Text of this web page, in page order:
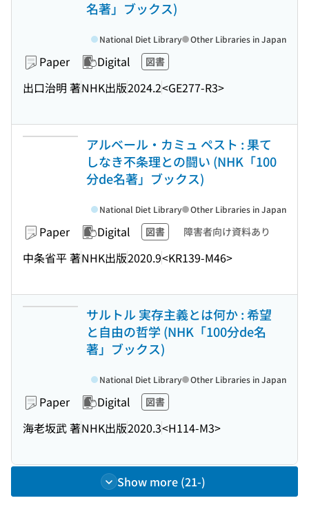
名著」ブックス)
Paper Digital 図書
出口治明 著NHK出版2024.2<GE277-R3>
National Diet Library Other Libraries in Japan
アルベール・カミュ ペスト : 果て
しなき不条理との闘い (NHK「100
分de名著」ブックス)
Paper Digital 図書 障害者向け資料あり
中条省平 著NHK出版2020.9<KR139-M46>
National Diet Library Other Libraries in Japan
サルトル 実存主義とは何か : 希望
と自由の哲学 (NHK「100分de名
著」ブックス)
Paper Digital 図書
海老坂武 著NHK出版2020.3<H114-M3>
National Diet Library Other Libraries in Japan
Show more (21-)